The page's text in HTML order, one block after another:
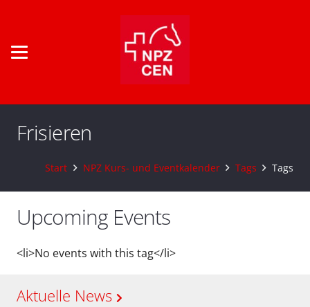
Frisieren
Start NPZ Kurs- und Eventkalender Tags Tags
Upcoming Events
<li>No events with this tag</li>
Aktuelle News